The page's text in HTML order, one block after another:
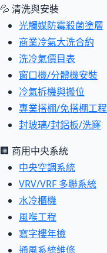
💦 清洗與安裝
光觸媒防霉殺菌塗層
商業冷氣大洗合約
洗冷氣價目表
窗口機/分體機安裝
冷氣拆機與搬位
專業搭棚/免搭棚工程
封玻璃/封鋁板/洗窿
🏢 商用中央系統
中央空調系統
VRV/VRF 多聯系統
水冷櫃機
風喉工程
寫字樓年檢
通風系統維修